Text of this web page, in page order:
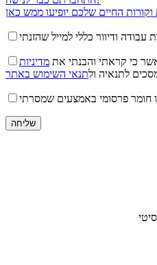
וקורות החיים שלכם יופיעו ממש כאן
ודיוור כללי למייל שהזנתי
כי קראתי והבנתי את מדיניות
לתנאיה ולתנאי השימוש באתר
חומר פרסומי באמצעים שמסרתי